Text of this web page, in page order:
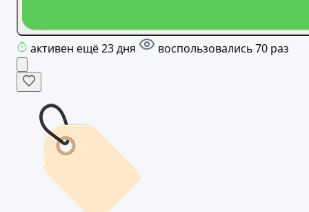
активен ещё 23 дня воспользовались 70 раз